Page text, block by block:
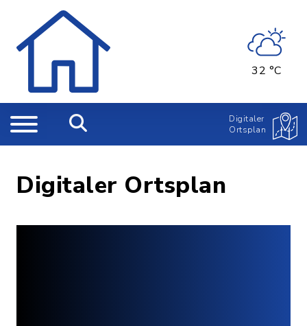
32 °C
Digitaler
Ortsplan
Digitaler Ortsplan